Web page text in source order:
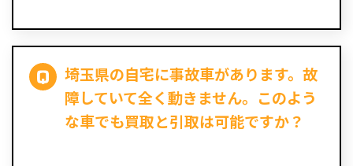
埼玉県の自宅に事故車があります。故
障していて全く動きません。このよう
な車でも買取と引取は可能ですか？